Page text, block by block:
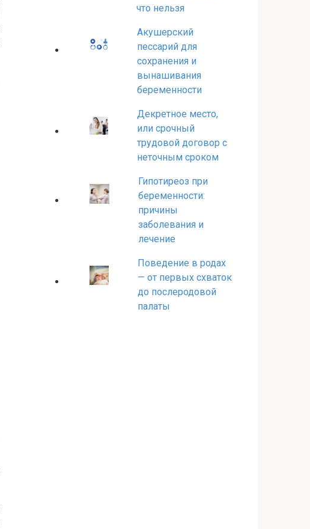
что нельзя
Акушерский
пессарий для
сохранения и
вынашивания
беременности
Декретное место,
или срочный
трудовой договор с
неточным сроком
Гипотиреоз при
беременности:
причины
заболевания и
лечение
Поведение в родах
— от первых схваток
до послеродовой
палаты